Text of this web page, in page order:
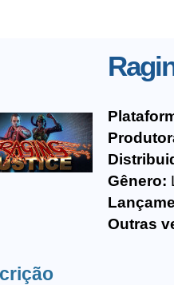
Gênero:
Outras